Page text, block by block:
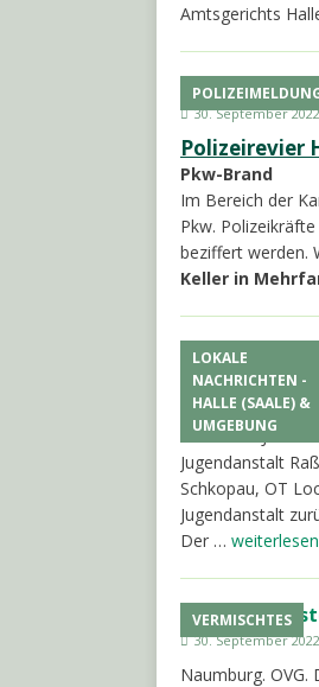
Amtsgerichts
30. September 2022
Polizeirevier
Pkw-Brand
Im Bereich der
Pkw.
beziffert werden.
Keller in
LOKALE
NACHRICHTEN -
HALLE (SAALE) &
UMGEBUNG
30. September 2022
Raßnitz. MJ/
Jugendanstalt
Schkopau, OT
Jugendanstalt
Der …
VERMISCHTES
OVG:
30. September 2022
Naumburg.